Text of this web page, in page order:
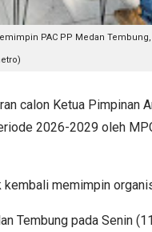
PAC PP Medan
calon Ketua Pimpinan
2026-2029 oleh
kembali memimpin
Tembung pada Senin